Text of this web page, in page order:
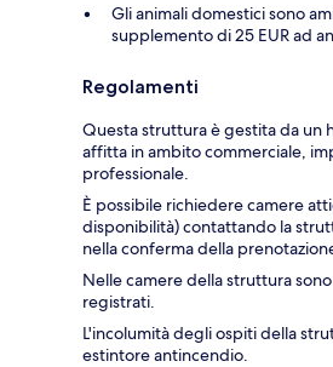
Gli animali domestici sono
supplemento di 25 EUR ad
Regolamenti
Questa struttura è gestita da un
affitta in ambito commerciale,
professionale.
È possibile richiedere camere
disponibilità) contattando la
nella conferma della
Nelle camere della struttura
registrati.
L'incolumità degli ospiti della
estintore antincendio.